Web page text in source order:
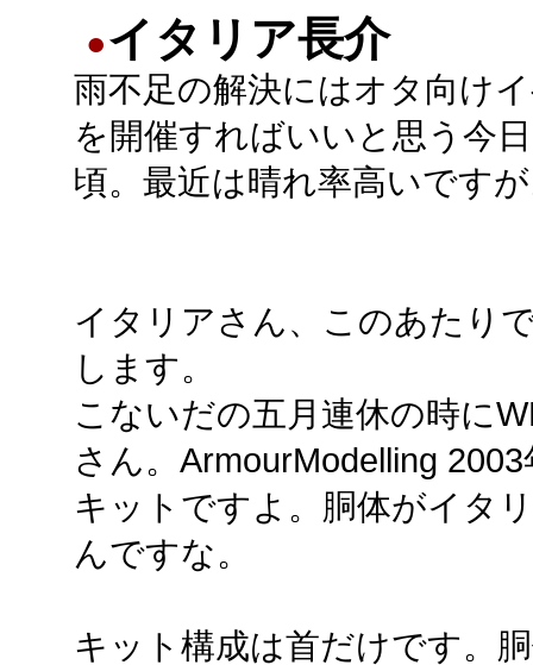
●イタリア長介
雨不足の解決にはオタ向け
を開催すればいいと思う今
頃。最近は晴れ率高いです
イタリアさん、このあたり
します。
こないだの五月連休の時に
さん。ArmourModelling
キットですよ。胴体がイタ
んですな。
キット構成は首だけです。